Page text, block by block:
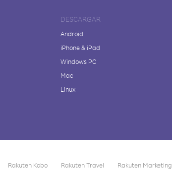
DESCARGAR
Android
iPhone & iPad
Windows PC
Mac
Linux
Rakuten Kobo Rakuten Travel Rakuten Marketing